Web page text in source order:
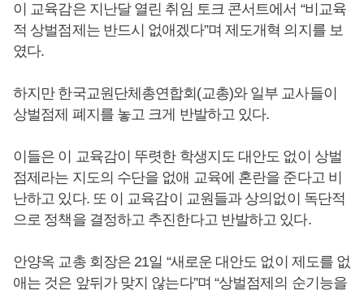
이 교육감은 지난달 열린 취임 토크 콘서트에서 “비교육
적 상벌점제는 반드시 없애겠다”며 제도개혁 의지를 보
였다.
하지만 한국교원단체총연합회(교총)와 일부 교사들이
상벌점제 폐지를 놓고 크게 반발하고 있다.
이들은 이 교육감이 뚜렷한 학생지도 대안도 없이 상벌
점제라는 지도의 수단을 없애 교육에 혼란을 준다고 비
난하고 있다. 또 이 교육감이 교원들과 상의없이 독단적
으로 정책을 결정하고 추진한다고 반발하고 있다.
안양옥 교총 회장은 21일 “새로운 대안도 없이 제도를 없
애는 것은 앞뒤가 맞지 않는다”며 “상벌점제의 순기능을